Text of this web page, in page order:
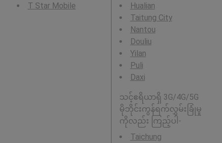
T Star Mobile
Hualian
Taitung City
Nantou
Douliu
Yilan
Puli
Daxi
သင့်ဧရိယာရှိ 3G/4G/5G
မိုဘိုင်းကွန်ရက်လွှမ်းခြုံမှု
ကိုလည်း ကြည့်ပါ-
Taichung